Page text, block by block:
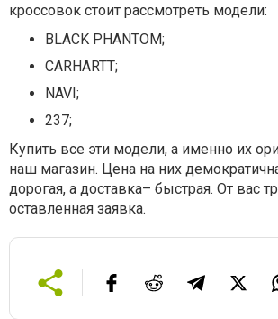
кроссовок стоит рассмотреть модели:
BLACK PHANTOM;
CARHARTT;
NAVI;
237;
Купить все эти модели, а именно их
наш магазин. Цена на них
дорогая, а доставка– быстрая. От вас
оставленная заявка.